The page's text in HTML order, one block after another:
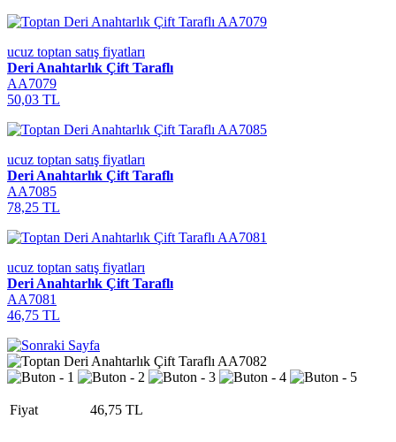
ucuz toptan satış fiyatları
Deri Anahtarlık Çift Taraflı
AA7079
50,03 TL
ucuz toptan satış fiyatları
Deri Anahtarlık Çift Taraflı
AA7085
78,25 TL
ucuz toptan satış fiyatları
Deri Anahtarlık Çift Taraflı
AA7081
46,75 TL
Fiyat 46,75 TL